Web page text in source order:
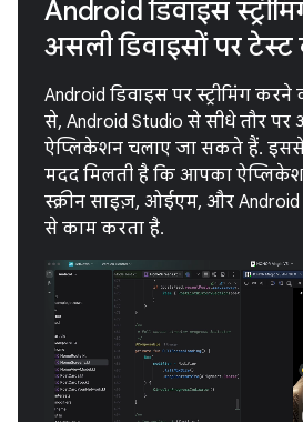
Android डिवाइस
असली डिवाइसों पर टेस्ट
Android डिवाइस पर स्ट्रीमिंग
से, Android Studio से सीधे तौर पर
ऐप्लिकेशन चलाए जा सकते हैं.
मदद मिलती है कि आपका
स्क्रीन साइज़, ओईएम, और Android
से काम करता है.